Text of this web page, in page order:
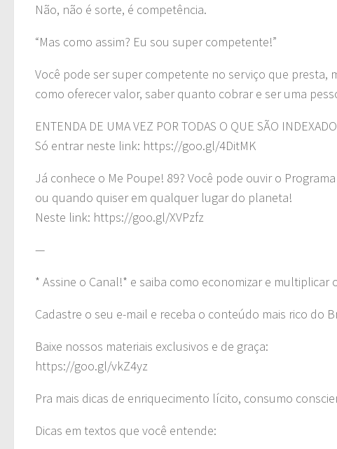
Não, não é sorte, é competência.
“Mas como assim? Eu sou super competente!”
Você pode ser super competente no serviço que presta,
como oferecer valor, saber quanto cobrar e ser uma
ENTENDA DE UMA VEZ POR TODAS O QUE SÃO
Só entrar neste link: https://goo.gl/4DitMK
Já conhece o Me Poupe! 89? Você pode ouvir o
ou quando quiser em qualquer lugar do planeta!
Neste link: https://goo.gl/XVPzfz
—
* Assine o Canal!* e saiba como economizar e
Cadastre o seu e-mail e receba o conteúdo mais rico do
Baixe nossos materiais exclusivos e de graça:
https://goo.gl/vkZ4yz
Pra mais dicas de enriquecimento lícito, consumo
Dicas em textos que você entende: